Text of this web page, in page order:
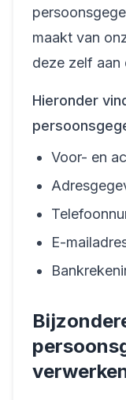
maakt van
deze zelf aan
Hieronder
Voor- en
E-